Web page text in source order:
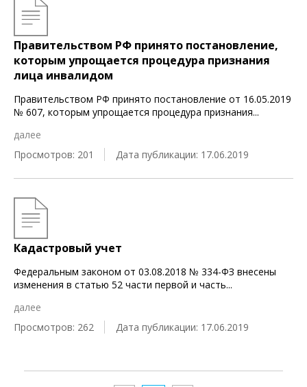
Правительством РФ принято постановление,
которым упрощается процедура признания
лица инвалидом
Правительством РФ принято постановление от 16.05.2019
№ 607, которым упрощается процедура признания...
далее
Просмотров: 201
Дата публикации: 17.06.2019
Кадастровый учет
Федеральным законом от 03.08.2018 № 334-ФЗ внесены
изменения в статью 52 части первой и часть...
далее
Просмотров: 262
Дата публикации: 17.06.2019